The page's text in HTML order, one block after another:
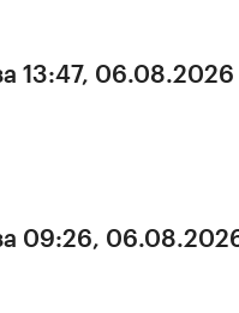
13:47, 06.08.2026
09:26,